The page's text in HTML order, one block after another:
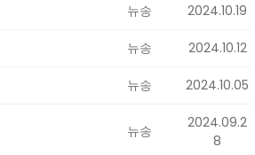
뉴송 2024.10.19
뉴송 2024.10.12
뉴송 2024.10.05
뉴송
2024.09.2
8